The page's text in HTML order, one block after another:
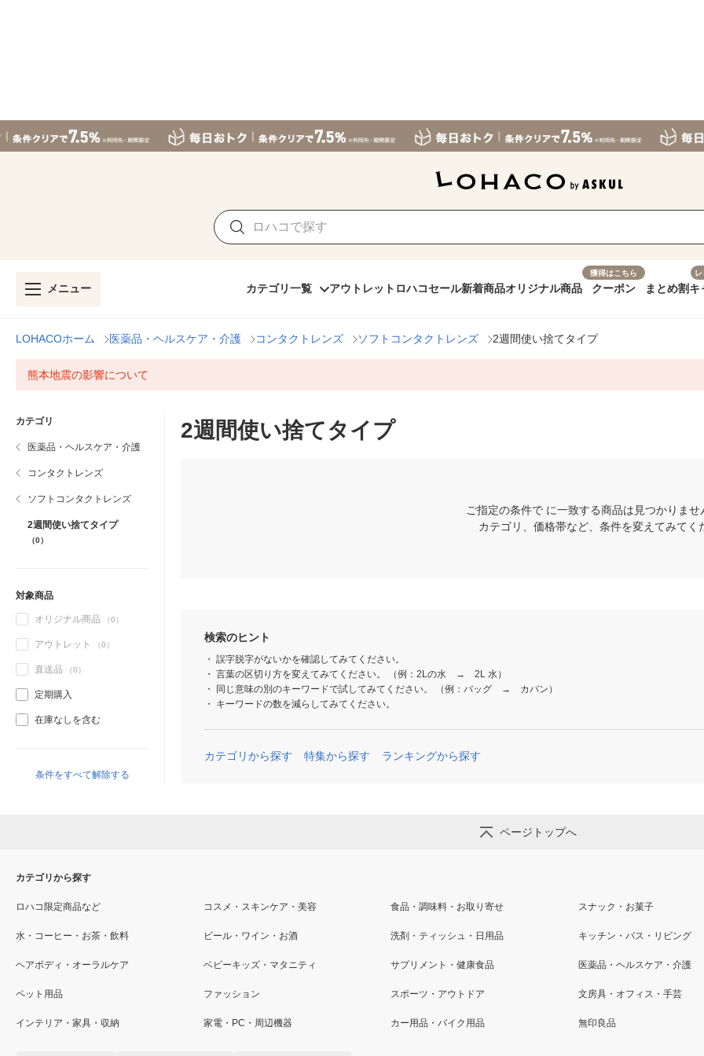
メニュー カテゴリ一覧 アウトレット ロハコセール新着商品オリジナル商品
獲得はこちら
クーポン まとめ割キ
LOHACOホーム 医薬品・ヘルスケア・介護 コンタクトレンズ ソフトコンタクトレンズ 2週間使い捨てタイプ
熊本地震の影響について
カテゴリ
医薬品・ヘルスケア・介護
コンタクトレンズ
ソフトコンタクトレンズ
2週間使い捨てタイプ
（0）
対象商品
オリジナル商品 （0）
アウトレット （0）
直送品 （0）
定期購入
在庫なしを含む
条件をすべて解除する
2週間使い捨てタイプ
ご指定の条件で に一致する商品は見つかりませ
カテゴリ、価格帯など、条件を変えてみてく
検索のヒント
誤字脱字がないかを確認してみてください。
言葉の区切り方を変えてみてください。 （例：2Lの水 → 2L 水）
同じ意味の別のキーワードで試してみてください。 （例：バッグ → カバン）
キーワードの数を減らしてみてください。
カテゴリから探す 特集から探す ランキングから探す
ページトップへ
カテゴリから探す
ロハコ限定商品など コスメ・スキンケア・美容 食品・調味料・お取り寄せ スナック・お菓子
水・コーヒー・お茶・飲料 ビール・ワイン・お酒 洗剤・ティッシュ・日用品 キッチン・バス・リビング
ヘアボディ・オーラルケア ベビーキッズ・マタニティ サプリメント・健康食品 医薬品・ヘルスケア・介護
ペット用品 ファッション スポーツ・アウトドア 文房具・オフィス・手芸
インテリア・家具・収納 家電・PC・周辺機器 カー用品・バイク用品 無印良品